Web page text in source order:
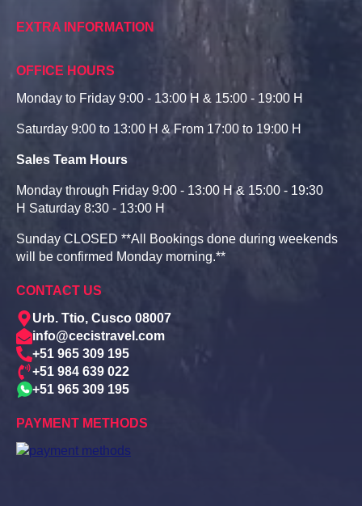
EXTRA INFORMATION
OFFICE HOURS
Monday to Friday 9:00 - 13:00 H & 15:00 - 19:00 H
Saturday 9:00 to 13:00 H & From 17:00 to 19:00 H
Sales Team Hours
Monday through Friday 9:00 - 13:00 H & 15:00 - 19:30
H Saturday 8:30 - 13:00 H
Sunday CLOSED **All Bookings done during weekends
will be confirmed Monday morning.**
CONTACT US
Urb. Ttio, Cusco 08007
info@cecistravel.com
+51 965 309 195
+51 984 639 022
+51 965 309 195
PAYMENT METHODS